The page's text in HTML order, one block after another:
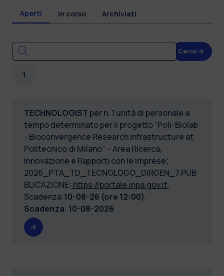
Aperti In corso Archiviati
Cerca
1
TECHNOLOGIST per n. 1 unità di personale a
tempo determinato per il progetto “Poli-Biolab
- Bioconvergence Research infrastructure at
Politecnico di Milano” – Area Ricerca,
Innovazione e Rapporti con le Imprese;
2026_PTA_TD_TECNOLOGO_DIRGEN_7.PUB
BLICAZIONE: https://portale.inpa.gov.it.
Scadenza:10-08-26 (ore 12:00).
Scadenza: 10-08-2026